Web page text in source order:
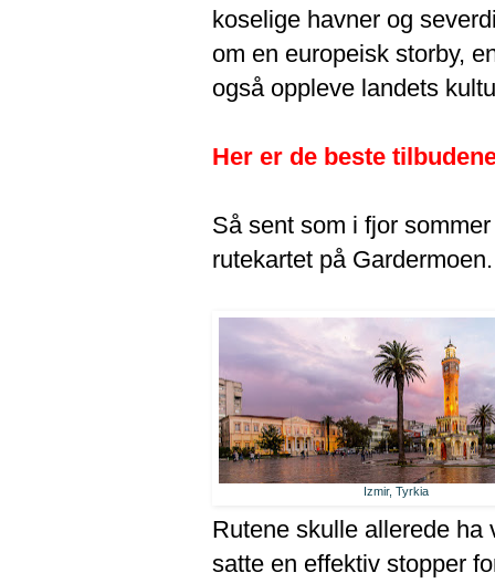
koselige havner og
om en europeisk storby,
også oppleve landets
Her er de beste
Så sent som i fjor
rutekartet på Gardermoen.
Izmir, Tyrkia
Rutene skulle allerede
satte en effektiv stopper